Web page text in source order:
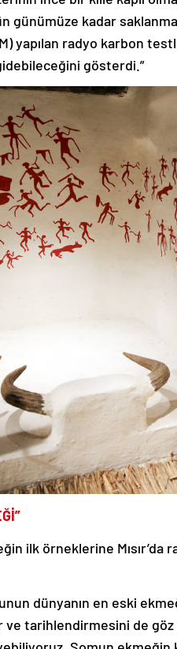
günümüze kadar
yapılan radyo karbon
gösterdi.”
ilk örneklerine Mısır’da
dünyanın en eski
ve tarihlendirmesini de